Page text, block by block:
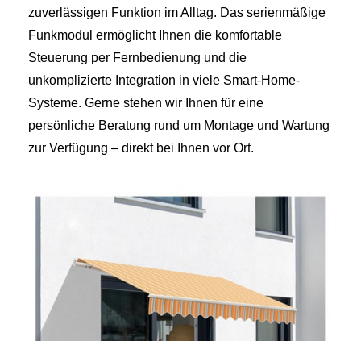
zuverlässigen Funktion im Alltag. Das serienmäßige
Funkmodul ermöglicht Ihnen die komfortable
Steuerung per Fernbedienung und die
unkomplizierte Integration in viele Smart-Home-
Systeme. Gerne stehen wir Ihnen für eine
persönliche Beratung rund um Montage und Wartung
zur Verfügung – direkt bei Ihnen vor Ort.